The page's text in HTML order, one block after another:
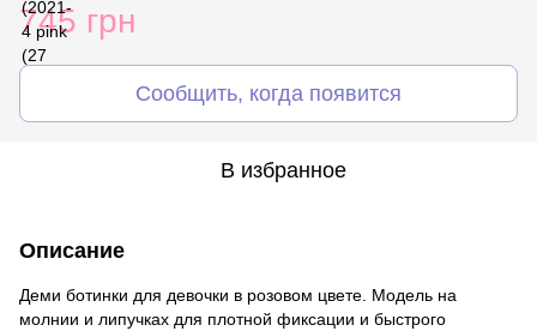
745 грн
Сообщить, когда появится
В избранное
Описание
Деми ботинки для девочки в розовом цвете. Модель на
молнии и липучках для плотной фиксации и быстрого